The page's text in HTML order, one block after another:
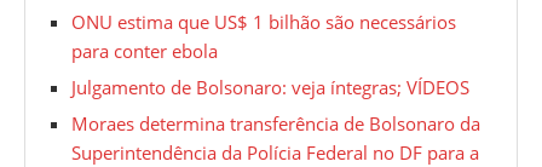
ONU estima que US$ 1 bilhão são necessários
para conter ebola
Julgamento de Bolsonaro: veja íntegras; VÍDEOS
Moraes determina transferência de Bolsonaro da
Superintendência da Polícia Federal no DF para a